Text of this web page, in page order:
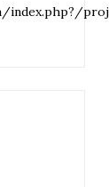
index.php?/